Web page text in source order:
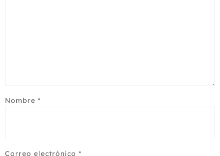
Nombre *
Correo electrónico *